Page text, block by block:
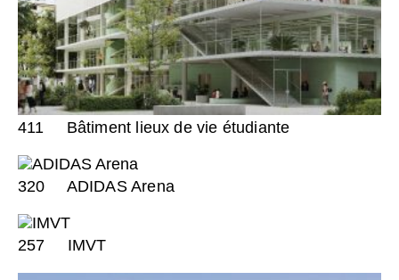
411 Bâtiment lieux de vie étudiante
320 ADIDAS Arena
257 IMVT